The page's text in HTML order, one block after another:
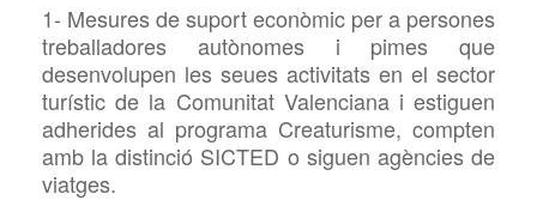
1- Mesures de suport econòmic per a persones
treballadores autònomes i pimes que
desenvolupen les seues activitats en el sector
turístic de la Comunitat Valenciana i estiguen
adherides al programa Creaturisme, compten
amb la distinció SICTED o siguen agències de
viatges.